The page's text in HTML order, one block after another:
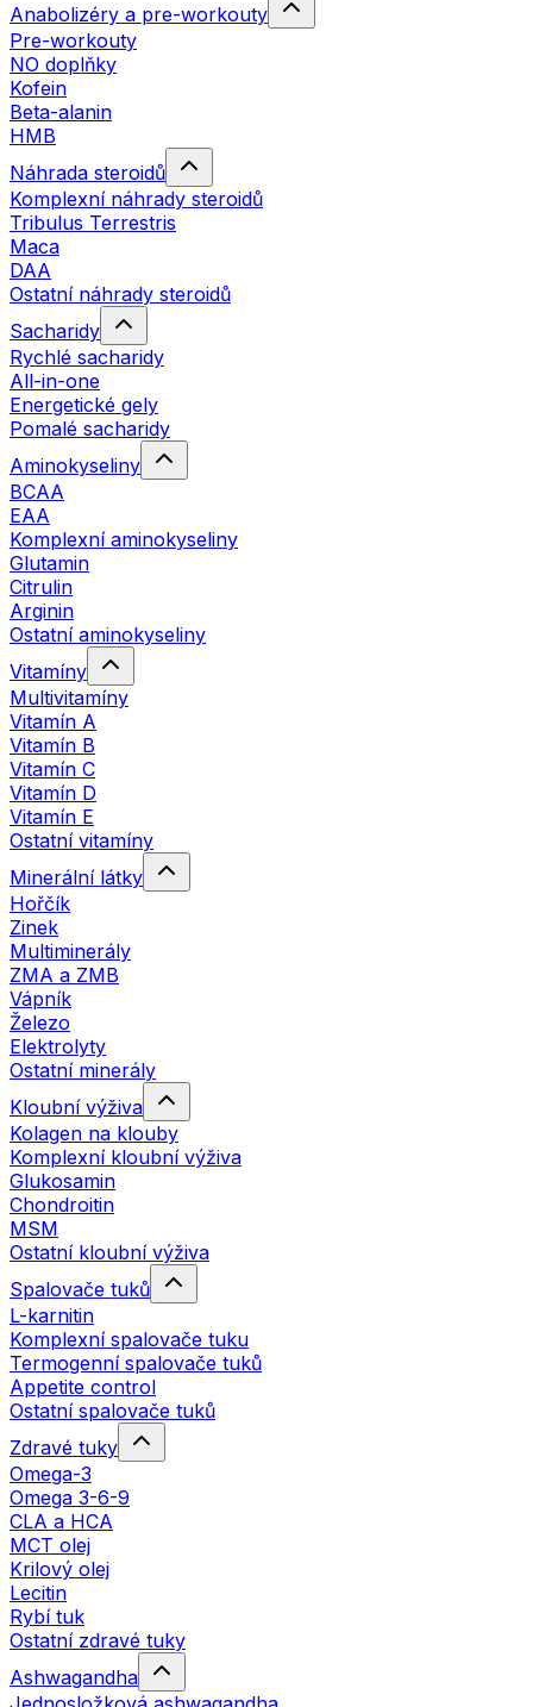
Anabolizéry a pre-workouty
Pre-workouty
NO doplňky
Kofein
Beta-alanin
HMB
Náhrada steroidů
Komplexní náhrady steroidů
Tribulus Terrestris
Maca
DAA
Ostatní náhrady steroidů
Sacharidy
Rychlé sacharidy
All-in-one
Energetické gely
Pomalé sacharidy
Aminokyseliny
BCAA
EAA
Komplexní aminokyseliny
Glutamin
Citrulin
Arginin
Ostatní aminokyseliny
Vitamíny
Multivitamíny
Vitamín A
Vitamín B
Vitamín C
Vitamín D
Vitamín E
Ostatní vitamíny
Minerální látky
Hořčík
Zinek
Multiminerály
ZMA a ZMB
Vápník
Železo
Elektrolyty
Ostatní minerály
Kloubní výživa
Kolagen na klouby
Komplexní kloubní výživa
Glukosamin
Chondroitin
MSM
Ostatní kloubní výživa
Spalovače tuků
L-karnitin
Komplexní spalovače tuku
Termogenní spalovače tuků
Appetite control
Ostatní spalovače tuků
Zdravé tuky
Omega-3
Omega 3-6-9
CLA a HCA
MCT olej
Krilový olej
Lecitin
Rybí tuk
Ostatní zdravé tuky
Ashwagandha